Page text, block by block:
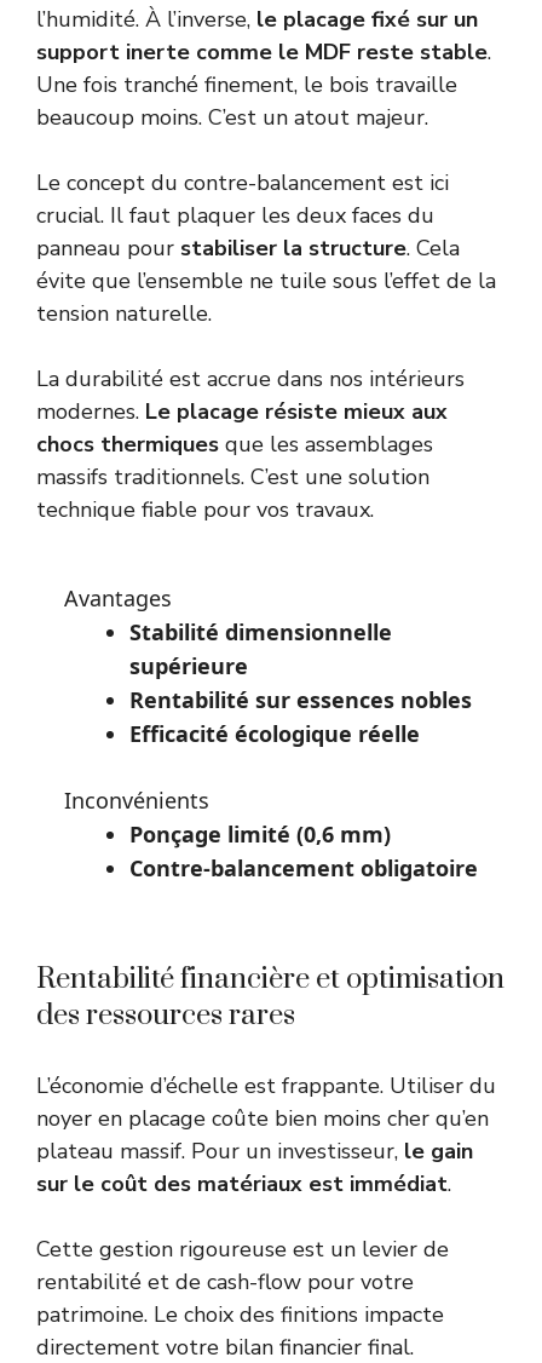
l’humidité. À l’inverse, le placage fixé sur un
support inerte comme le MDF reste stable.
Une fois tranché finement, le bois travaille
beaucoup moins. C’est un atout majeur.
Le concept du contre-balancement est ici
crucial. Il faut plaquer les deux faces du
panneau pour stabiliser la structure. Cela
évite que l’ensemble ne tuile sous l’effet de la
tension naturelle.
La durabilité est accrue dans nos intérieurs
modernes. Le placage résiste mieux aux
chocs thermiques que les assemblages
massifs traditionnels. C’est une solution
technique fiable pour vos travaux.
Avantages
Stabilité dimensionnelle
supérieure
Rentabilité sur essences nobles
Efficacité écologique réelle
Inconvénients
Ponçage limité (0,6 mm)
Contre-balancement obligatoire
Rentabilité financière et optimisation
des ressources rares
L’économie d’échelle est frappante. Utiliser du
noyer en placage coûte bien moins cher qu’en
plateau massif. Pour un investisseur, le gain
sur le coût des matériaux est immédiat.
Cette gestion rigoureuse est un levier de
rentabilité et de cash-flow pour votre
patrimoine. Le choix des finitions impacte
directement votre bilan financier final.